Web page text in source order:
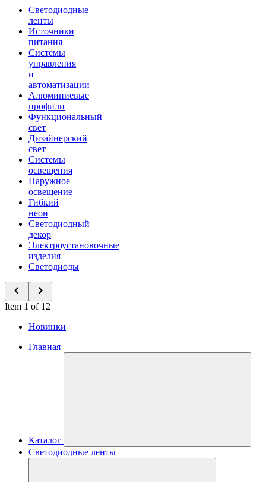
Светодиодные
ленты
Источники
питания
Системы
управления
и
автоматизации
Алюминиевые
профили
Функциональный
свет
Дизайнерский
свет
Системы
освещения
Наружное
освещение
Гибкий
неон
Светодиодный
декор
Электроустановочные
изделия
Светодиоды
Item 1 of 12
Новинки
Главная
Каталог
Светодиодные ленты